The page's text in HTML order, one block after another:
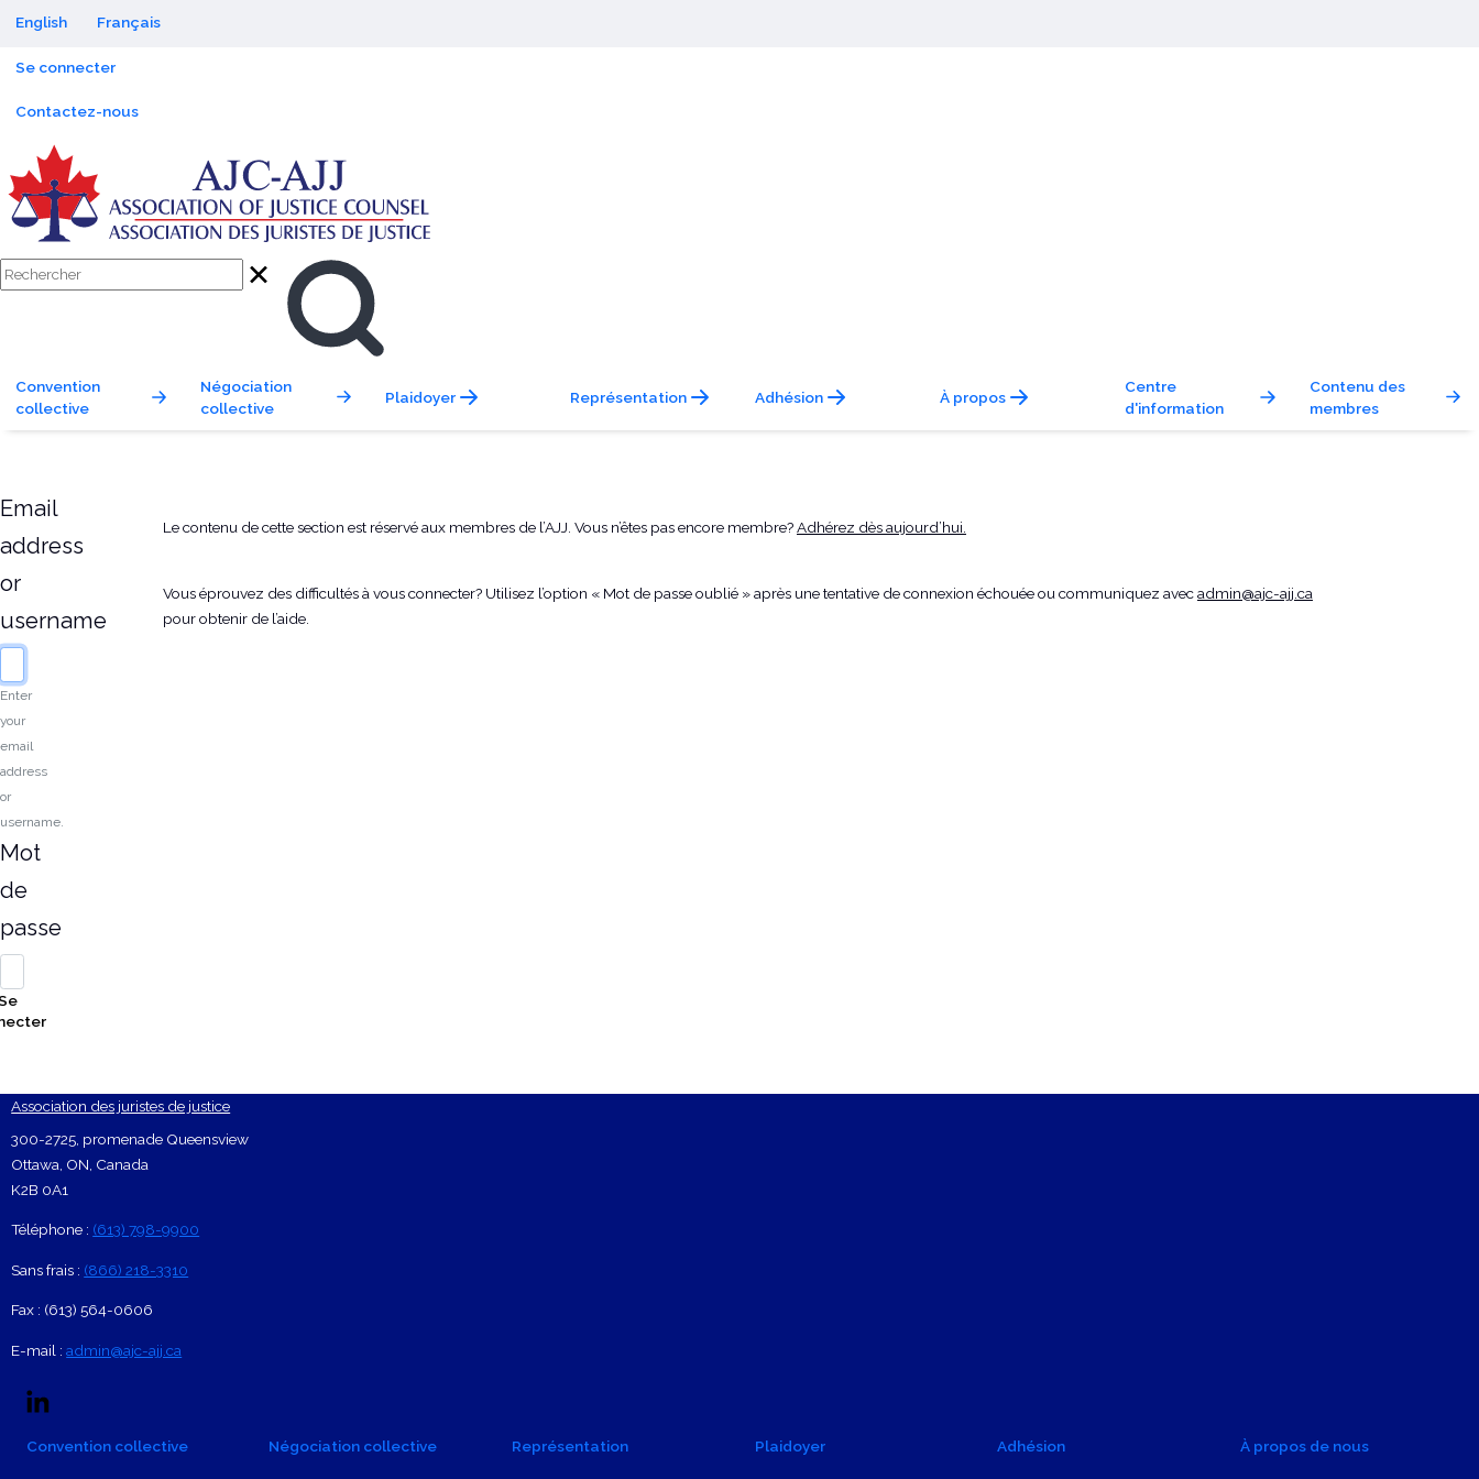
principal
English
Français
Se connecter
Contactez-nous
AJC-AJJ
Site Search
Rechercher
Rechercher
Convention
collective
Négociation
collective
Plaidoyer Représentation Adhésion À propos
Centre
d'information
Contenu des
membres
Email
address
or
username
Enter
your
email
address
or
username.
Mot
de
passe
Le contenu de cette section est réservé aux membres de l’AJJ. Vous n’êtes pas encore membre?Adhérez dès aujourd’hui.
Vous éprouvez des difficultés à vous connecter? Utilisez l’option « Mot de passe oublié » après une tentative de connexion échouée ou communiquez avecadmin@ajc-ajj.ca
pour obtenir de l’aide.
Association des juristes de justice
Footer Contact Card
300-2725, promenade Queensview
Ottawa ON Canada
K2B 0A1
Téléphone : (613) 798-9900
Sans frais : (866) 218-3310
Fax : (613) 564-0606
E-mail :admin@ajc-ajj.ca
Social Links
Linkedin Logo
Convention collective Négociation collective Représentation Plaidoyer Adhésion
À propos de nous